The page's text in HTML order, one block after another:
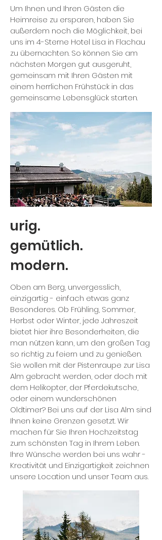
Um Ihnen und Ihren Gästen die
Heimreise zu ersparen, haben Sie
außerdem noch die Möglichkeit, bei
uns im 4-Sterne Hotel Lisa in Flachau
zu übernachten. So können Sie am
nächsten Morgen gut ausgeruht,
gemeinsam mit Ihren Gästen mit
einem herrlichen Frühstück in das
gemeinsame Lebensglück starten.
urig.
gemütlich.
modern.
Oben am Berg, unvergesslich,
einzigartig - einfach etwas ganz
Besonderes. Ob Frühling, Sommer,
Herbst oder Winter, jede Jahreszeit
bietet hier ihre Besonderheiten, die
man nützen kann, um den großen Tag
so richtig zu feiern und zu genießen.
Sie wollen mit der Pistenraupe zur Lisa
Alm gebracht werden, oder doch mit
dem Helikopter, der Pferdekutsche,
oder einem wunderschönen
Oldtimer? Bei uns auf der Lisa Alm sind
Ihnen keine Grenzen gesetzt. Wir
machen für Sie Ihren Hochzeitstag
zum schönsten Tag in Ihrem Leben.
Ihre Wünsche werden bei uns wahr -
Kreativität und Einzigartigkeit zeichnen
unsere Location und unser Team aus.